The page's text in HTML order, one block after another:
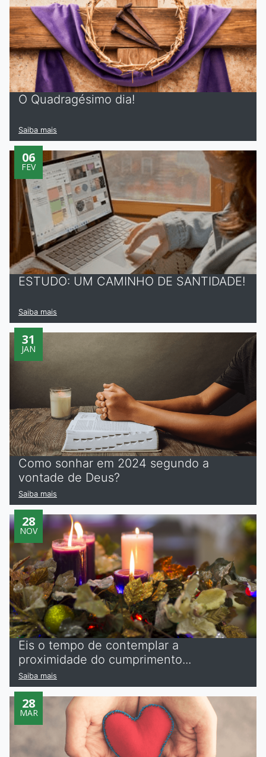
O Quadragésimo dia!
Saiba mais
06
FEV
ESTUDO: UM CAMINHO DE SANTIDADE!
Saiba mais
31
JAN
Como sonhar em 2024 segundo a
vontade de Deus?
Saiba mais
28
NOV
Eis o tempo de contemplar a
proximidade do cumprimento...
Saiba mais
28
MAR